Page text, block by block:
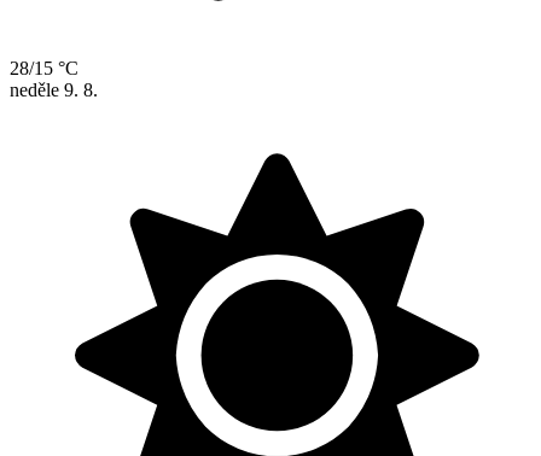
28/15 °C
neděle 9. 8.